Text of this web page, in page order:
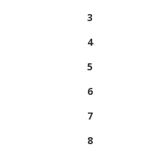
3
4
5
6
7
8